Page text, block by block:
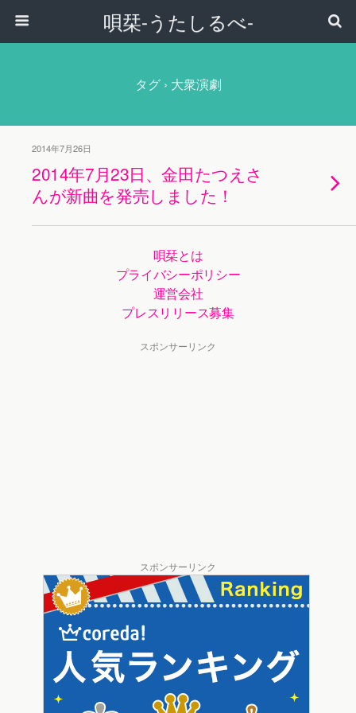
唄栞-うたしるべ-
タグ › 大衆演劇
2014年7月26日
2014年7月23日、金田たつえさ
んが新曲を発売しました！
唄栞とは
プライバシーポリシー
運営会社
プレスリリース募集
スポンサーリンク
スポンサーリンク